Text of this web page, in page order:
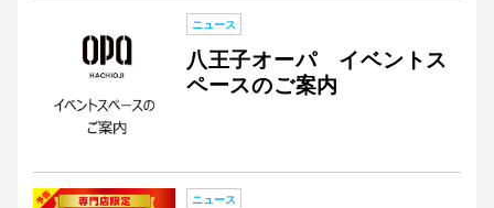
ニュース
八王子オーパ イベントス
ペースのご案内
ニュース